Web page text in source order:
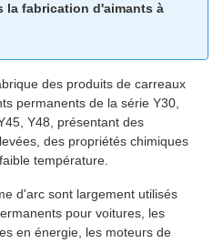
la fabrication d'aimants à
des produits de carreaux
permanents de la série Y30,
Y48, présentant des
des propriétés chimiques
température.
d'arc sont largement utilisés
pour voitures, les
en énergie, les moteurs de